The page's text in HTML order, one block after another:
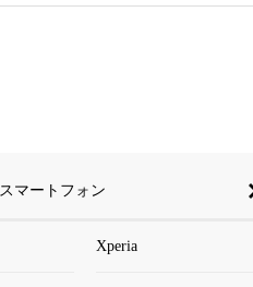
スマートフォン
Xperia